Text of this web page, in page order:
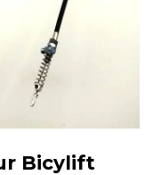
Bicylift